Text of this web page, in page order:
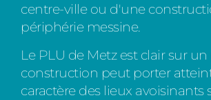
centre-ville ou d'une
périphérie messine.
Le PLU de Metz est clair sur
construction peut porter
caractère des lieux avoisinants